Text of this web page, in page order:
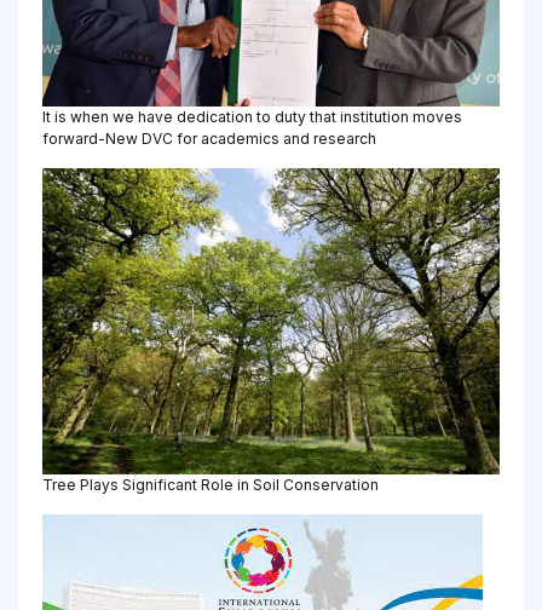
It is when we have dedication to duty that institution moves
forward-New DVC for academics and research
Tree Plays Significant Role in Soil Conservation